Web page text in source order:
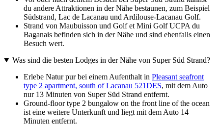
du andere Attraktionen in der Nähe bestaunen, zum Beispiel
Südstrand, Lac de Lacanau und Ardilouse-Lacanau Golf.
Strand von Maubuisson und Golf et Mini Golf UCPA du
Baganais befinden sich in der Nähe und sind ebenfalls einen
Besuch wert.
Was sind die besten Lodges in der Nähe von Super Süd Strand?
Erlebe Natur pur bei einem Aufenthalt in Pleasant seafront
type 2 apartment, south of Lacanau 521DES, mit dem Auto
nur 13 Minuten von Super Süd Strand entfernt.
Ground-floor type 2 bungalow on the front line of the ocean
ist eine weitere Unterkunft und liegt mit dem Auto 14
Minuten entfernt.